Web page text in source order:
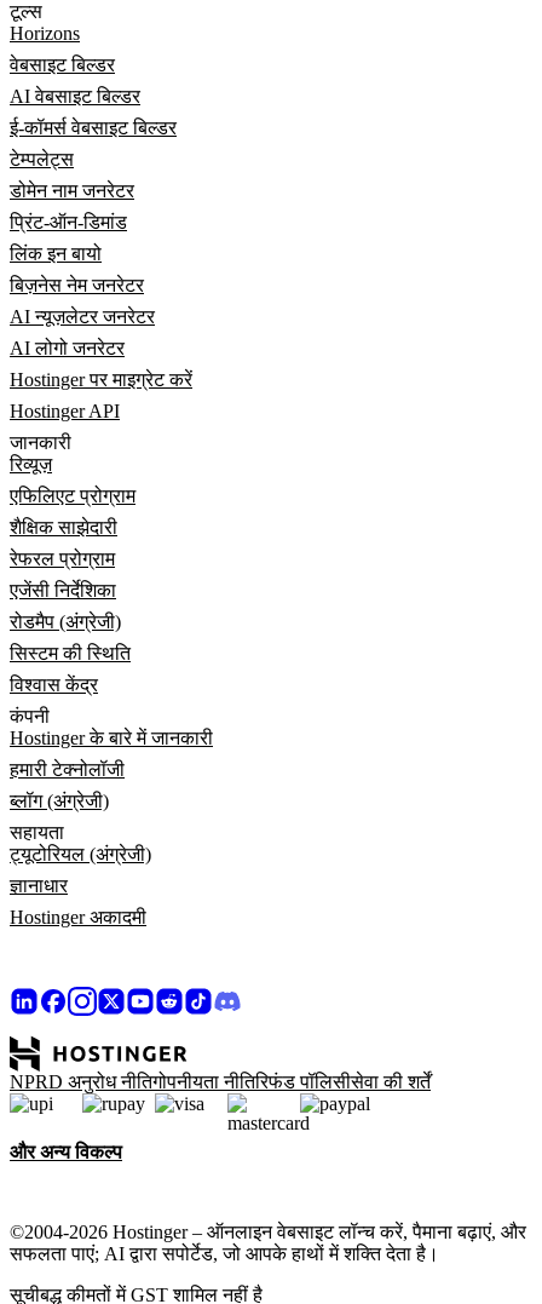
टूल्स
Horizons
वेबसाइट बिल्डर
AI वेबसाइट बिल्डर
ई-कॉमर्स वेबसाइट बिल्डर
टेम्पलेट्स
डोमेन नाम जनरेटर
प्रिंट-ऑन-डिमांड
लिंक इन बायो
बिज़नेस नेम जनरेटर
AI न्यूज़लेटर जनरेटर
AI लोगो जनरेटर
Hostinger पर माइग्रेट करें
Hostinger API
जानकारी
रिव्यूज़
एफिलिएट प्रोग्राम
शैक्षिक साझेदारी
रेफरल प्रोग्राम
एजेंसी निर्देशिका
रोडमैप (अंग्रेजी)
सिस्टम की स्थिति
विश्वास केंद्र
कंपनी
Hostinger के बारे में जानकारी
हमारी टेक्नोलॉजी
ब्लॉग (अंग्रेजी)
सहायता
ट्यूटोरियल (अंग्रेजी)
ज्ञानाधार
Hostinger अकादमी
NPRD अनुरोध नीतिगोपनीयता नीतिरिफंड पॉलिसीसेवा की शर्तें
और अन्य विकल्प
©2004-2026 Hostinger – ऑनलाइन वेबसाइट लॉन्च करें, पैमाना बढ़ाएं, और
सफलता पाएं; AI द्वारा सपोर्टेड, जो आपके हाथों में शक्ति देता है।
सूचीबद्ध कीमतों में GST शामिल नहीं है